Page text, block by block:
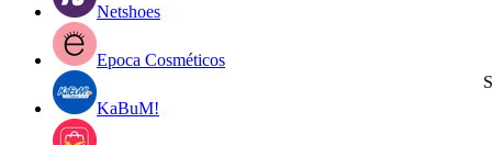
Netshoes
Epoca Cosméticos
KaBuM!